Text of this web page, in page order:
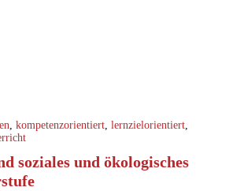
, kompetenzorientiert, lernzielorientiert,
soziales und ökologisches